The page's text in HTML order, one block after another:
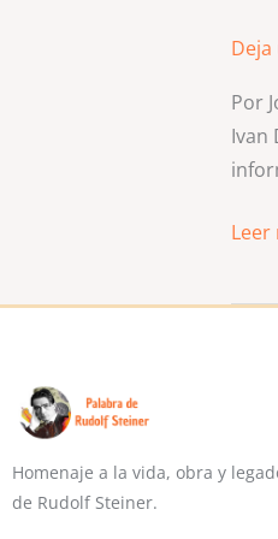
Por
Ivan
Leer
Homenaje a la vida, obra y
de Rudolf Steiner.